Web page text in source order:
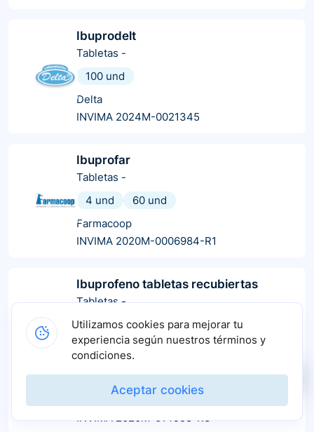
Ibuprodelt
Tabletas -
100 und
Delta
INVIMA 2024M-0021345
Ibuprofar
Tabletas -
4 und
60 und
Farmacoop
INVIMA 2020M-0006984-R1
Ibuprofeno tabletas recubiertas
Tabletas-
30 und
200 und
600 und
100 und
60 und
20 und
340 und
10 und
+4más
INVIMA 2020M-014958-R3
Utilizamos cookies para mejorar tu
experiencia según nuestros términos y
condiciones.
Aceptar cookies